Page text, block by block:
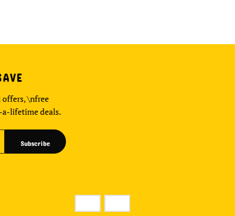
offers, \nfree
a-lifetime deals.
Subscribe